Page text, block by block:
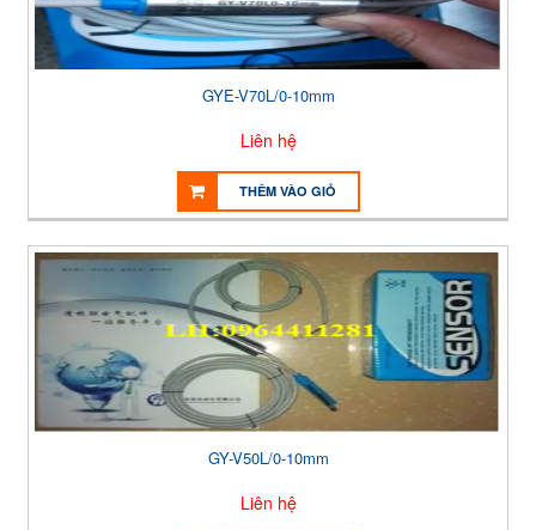
GYE-V70L/0-10mm
Liên hệ
THÊM VÀO GIỎ
GY-V50L/0-10mm
Liên hệ